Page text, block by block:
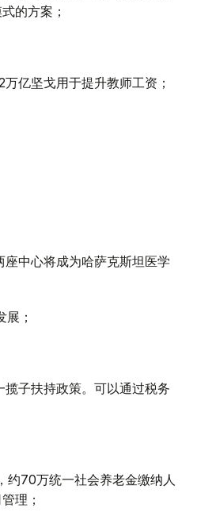
的方案；
亿坚戈用于提升教师工资；
中心将成为哈萨克斯坦医学
；
子扶持政策。可以通过税务
约70万统一社会养老金缴纳人
理；